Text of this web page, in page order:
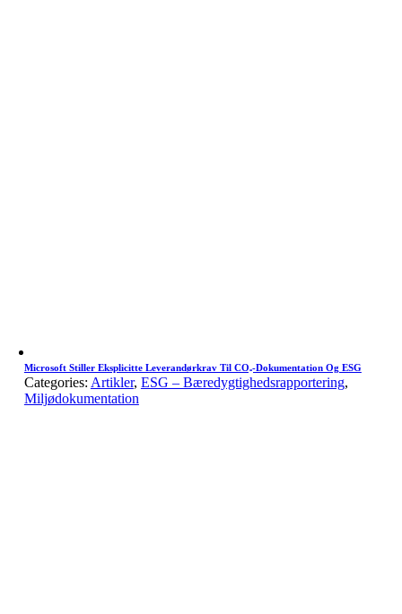
Microsoft Stiller Eksplicitte Leverandørkrav Til CO₂-Dokumentation Og ESG
Categories: Artikler, ESG – Bæredygtighedsrapportering,
Miljødokumentation